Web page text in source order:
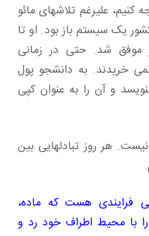
کنیم، علیرغم تلاشهای مائو
یک سیستم باز بود. او تا
موفق شد. حتی در زمانی
خریدند. به دانشجو پول
و آن را به عنوان کپی
هر روز تبادلهایی بین
فرایندی هست که ماده،
با محیط اطراف خود رد و